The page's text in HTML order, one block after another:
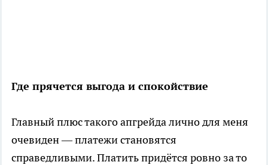
Где прячется выгода и спокойствие
Главный плюс такого апгрейда лично для меня
очевиден — платежи становятся
справедливыми. Платить придётся ровно за то